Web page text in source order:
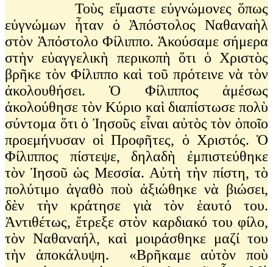
Τοὺς εἴμαστε εὐγνώμονες ὅπως
εὐγνώμων ἦταν ὁ Ἀπόστολος Ναθαναὴλ
στὸν Ἀπόστολο Φίλιππο. Ἀκούσαμε σήμερα
στὴν εὐαγγελικὴ περικοπὴ ὅτι ὁ Χριστὸς
βρῆκε τὸν Φίλιππο καὶ τοῦ πρότεινε νὰ τὸν
ἀκολουθήσει. Ὁ Φίλιππος ἀμέσως
ἀκολούθησε τὸν Κύριο καὶ διαπίστωσε πολὺ
σύντομα ὅτι ὁ Ἰησοῦς εἶναι αὐτὸς τὸν ὁποῖο
προεμήνυσαν οἱ Προφῆτες, ὁ Χριστός. Ὁ
Φίλιππος πίστεψε, δηλαδὴ ἐμπιστεύθηκε
τὸν Ἰησοῦ ὡς Μεσσία. Αὐτὴ τὴν πίστη, τὸ
πολύτιμο ἀγαθὸ ποὺ ἀξιώθηκε νὰ βιώσει,
δὲν τὴν κράτησε γιὰ τὸν ἑαυτό του.
Ἀντιθέτως, ἔτρεξε στὸν καρδιακό του φίλο,
τὸν Ναθαναήλ, καὶ μοιράσθηκε μαζί του
τὴν ἀποκάλυψη. «Βρῆκαμε αὐτὸν ποὺ